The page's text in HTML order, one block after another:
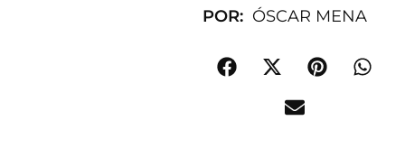
POR: ÓSCAR MENA